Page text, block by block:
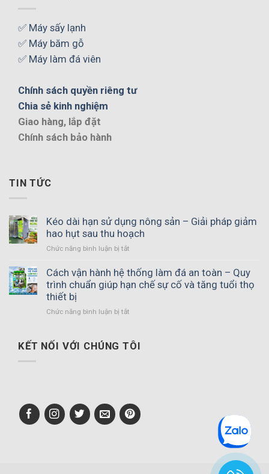
✅ Máy sấy lạnh
✅ Máy băm gỗ
✅ Máy làm đá viên
Chính sách quyền riêng tư
Chia sẻ kinh nghiệm
Giao hàng, lắp đặt
Chính sách bảo hành
TIN TỨC
Kéo dài hạn sử dụng nông sản – Giải pháp giảm
hao hụt sau thu hoạch
Chức năng bình luận bị tắt
dài
Giải
thu
hoạch
Cách vận hành hệ thống làm đá an toàn – Quy
trình chuẩn giúp hạn chế sự cố và tăng tuổi thọ
thiết bị
Chức năng bình luận bị tắt
hành
toàn
–
KẾT NỐI VỚI CHÚNG TÔI